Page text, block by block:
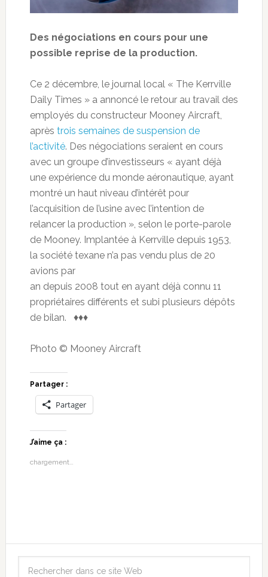
Des négociations en cours pour une
possible reprise de la production.
Ce 2 décembre, le journal local « The Kerrville
Daily Times » a annoncé le retour au travail des
employés du constructeur Mooney Aircraft,
après trois semaines de suspension de
l’activité. Des négociations seraient en cours
avec un groupe d’investisseurs « ayant déjà
une expérience du monde aéronautique, ayant
montré un haut niveau d’intérêt pour
l’acquisition de l’usine avec l’intention de
relancer la production », selon le porte-parole
de Mooney. Implantée à Kerrville depuis 1953,
la société texane n’a pas vendu plus de 20
avions par
an depuis 2008 tout en ayant déjà connu 11
propriétaires différents et subi plusieurs dépôts
de bilan. ♦♦♦
Photo © Mooney Aircraft
Partager :
Partager
J’aime ça :
chargement…